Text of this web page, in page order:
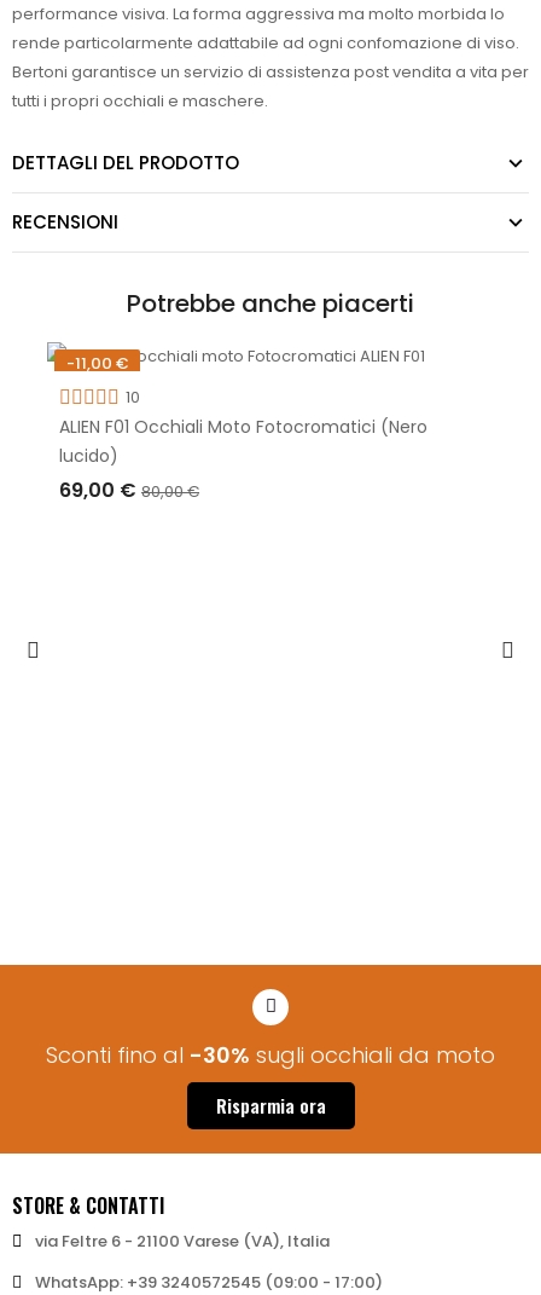
performance visiva. La forma aggressiva ma molto morbida lo
rende particolarmente adattabile ad ogni confomazione di viso.
Bertoni garantisce un servizio di assistenza post vendita a vita per
tutti i propri occhiali e maschere.
DETTAGLI DEL PRODOTTO
RECENSIONI
Potrebbe anche piacerti
-11,00 €
Non disponibile
10
ALIEN F01 Occhiali Moto Fotocromatici (Nero
lucido)
69,00 € 80,00 €
Sconti fino al -30% sugli occhiali da moto
Risparmia ora
STORE & CONTATTI
via Feltre 6 - 21100 Varese (VA), Italia
WhatsApp: +39 3240572545 (09:00 - 17:00)